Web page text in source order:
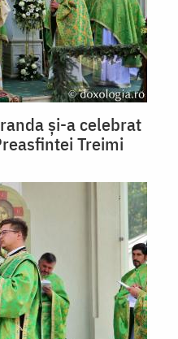
și-a celebrat
Treimi